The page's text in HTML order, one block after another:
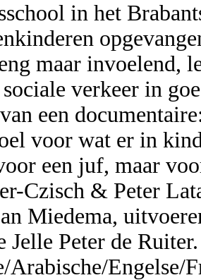
in het
maar invoelend,
verkeer in
een
voor wat er in
een juf, maar
Czisch & Peter
Miedema,
Jelle Peter de
Arabische/Engelse/